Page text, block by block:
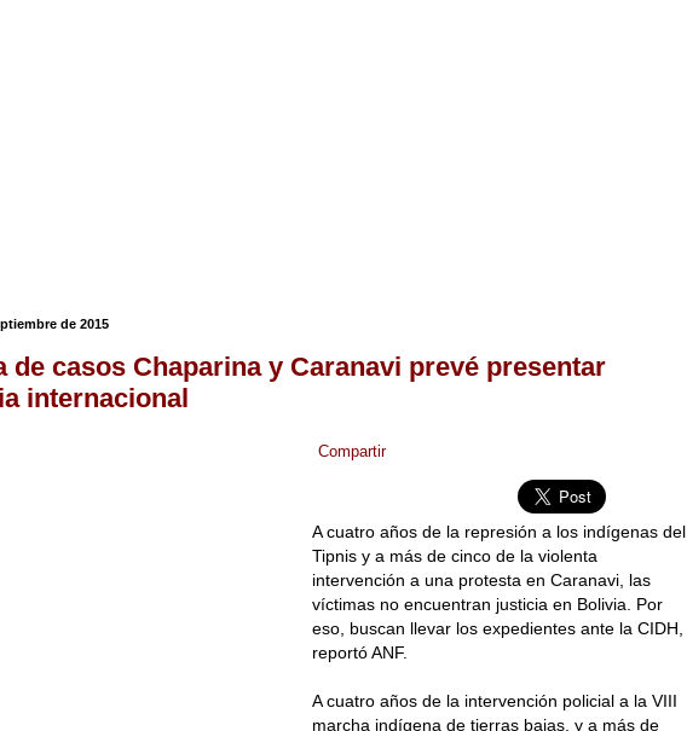
de 2015
de casos Chaparina y Caranavi prevé presentar
internacional
Compartir
A cuatro años de la represión a los indígenas del
Tipnis y a más de cinco de la violenta
intervención a una protesta en Caranavi, las
víctimas no encuentran justicia en Bolivia. Por
eso, buscan llevar los expedientes ante la CIDH,
reportó ANF.
A cuatro años de la intervención policial a la VIII
marcha indígena de tierras bajas, y a más de